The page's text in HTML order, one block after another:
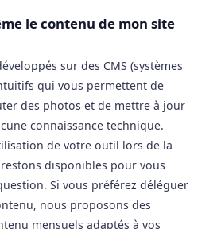
le contenu de mon site
sur des CMS (systèmes
qui vous permettent de
des photos et de mettre à jour
connaissance technique.
de votre outil lors de la
disponibles pour vous
Si vous préférez déléguer
nous proposons des
mensuels adaptés à vos